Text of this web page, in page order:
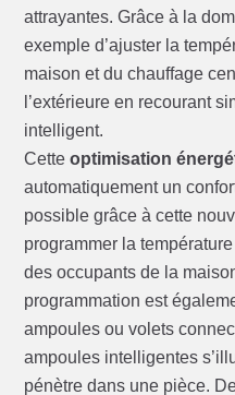
attrayantes. Grâce à la
exemple d’ajuster la
maison et du chauffage
l’extérieure en recourant
intelligent.
Cetteoptimisation
automatiquement un
possible grâce à cette
programmer la
des occupants de la
programmation est
ampoules ou volets
ampoules intelligentes
pénètre dans une pièce.